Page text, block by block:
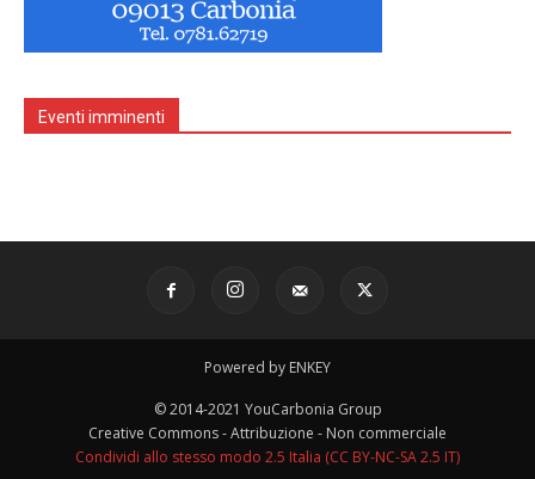
Eventi imminenti
Powered by ENKEY
© 2014-2021 YouCarbonia Group
Creative Commons - Attribuzione - Non commerciale
Condividi allo stesso modo 2.5 Italia (CC BY-NC-SA 2.5 IT)